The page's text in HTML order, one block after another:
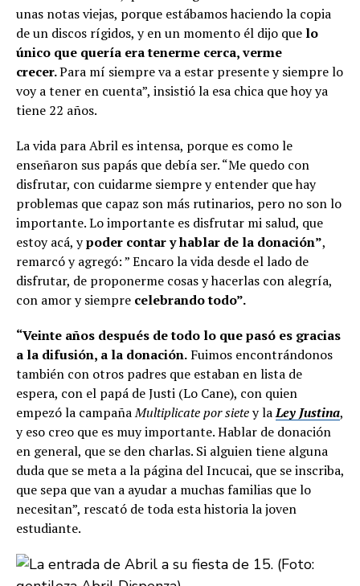
unas notas viejas, porque estábamos haciendo la copia
de un discos rígidos, y en un momento él dijo que lo
único que quería era tenerme cerca, verme
crecer.Para mí siempre va a estar presente y siempre lo
voy a tener en cuenta”, insistió la esa chica que hoy ya
tiene 22 años.
La vida para Abril es intensa, porque es como le
enseñaron sus papás que debía ser. “Me quedo con
disfrutar, con cuidarme siempre y entender que hay
problemas que capaz son más rutinarios, pero no son lo
importante. Lo importante es disfrutar mi salud, que
estoy acá, ypoder contar y hablar de la donación”,
remarcó y agregó: ” Encaro la vida desde el lado de
disfrutar, de proponerme cosas y hacerlas con alegría,
con amor y siempre celebrando todo”.
“Veinte años después de todo lo que pasó es gracias
a la difusión, a la donación. Fuimos encontrándonos
también con otros padres que estaban en lista de
espera, con el papá de Justi (Lo Cane), con quien
empezó la campañaMultiplicate por sietey laLey Justina,
y eso creo que es muy importante. Hablar de donación
en general, que se den charlas. Si alguien tiene alguna
duda que se meta a la página del Incucai, que se inscriba,
que sepa que van a ayudar a muchas familias que lo
necesitan”, rescató de toda esta historia la joven
estudiante.